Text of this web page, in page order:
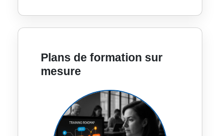
Plans de formation sur
mesure